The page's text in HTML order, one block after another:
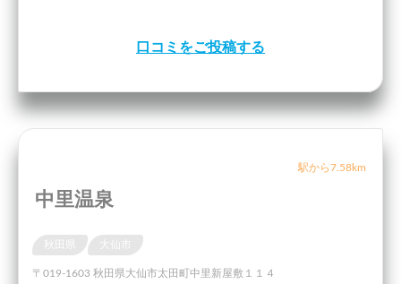
口コミをご投稿する
駅から7.58km
中里温泉
〒019-1603 秋田県大仙市太田町中里新屋敷１１４